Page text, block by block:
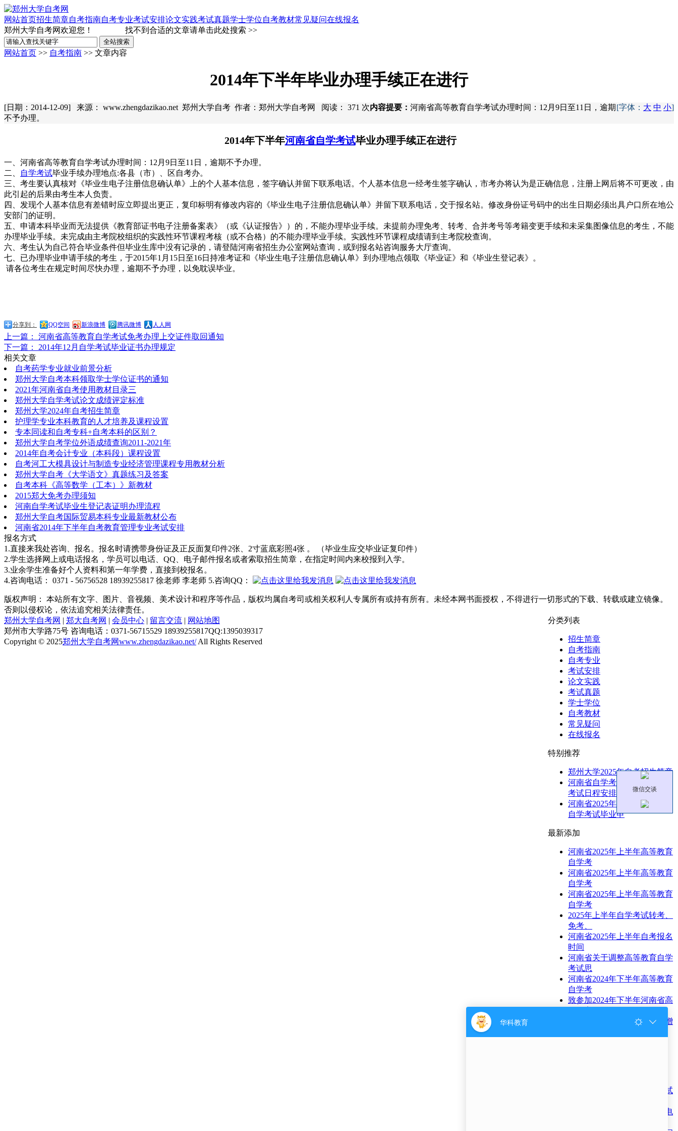
网站首页招生简章自考指南自考专业考试安排论文实践考试真题学士学位自考教材常见疑问在线报名
郑州大学自考网欢迎您！ 找不到合适的文章请单击此处搜索 >>
网站首页 >> 自考指南 >> 文章内容
2014年下半年毕业办理手续正在进行
[日期：2014-12-09] 来源： www.zhengdazikao.net 郑州大学自考 作者：郑州大学自考网 阅读： 371 次 [字体： 大 中 小]
内容提要： 河南省高等教育自学考试办理时间：12月9日至11日，逾期
不予办理。
2014年下半年河南省自学考试毕业办理手续正在进行
一、河南省高等教育自学考试办理时间：12月9日至11日，逾期不予办理。
二、
自学考试毕业手续办理地点:各县（市）、区自考办。
三、考生要认真核对《毕业生电子注册信息确认单》上的个人基本信息，签字确认并留下联系电话。个人基本信息一经考生签字确认，市考办将认为是正确信息，注册上网后将不可更改，由
此引起的后果由考生本人负责。
四、发现个人基本信息有差错时应立即提出更正，复印标明有修改内容的《毕业生电子注册信息确认单》并留下联系电话，交于报名站。修改身份证号码中的出生日期必须出具户口所在地公
安部门的证明。
五、申请本科毕业而无法提供《教育部证书电子注册备案表》（或《认证报告》）的，不能办理毕业手续。未提前办理免考、转考、合并考号等考籍变更手续和未采集图像信息的考生，不能
办理毕业手续。未完成由主考院校组织的实践性环节课程考核（或不合格）的不能办理毕业手续。实践性环节课程成绩请到主考院校查询。
六、考生认为自己符合毕业条件但毕业生库中没有记录的，请登陆河南省招生办公室网站查询，或到报名站咨询服务大厅查询。
七、已办理毕业申请手续的考生，于2015年1月15日至16日持准考证和《毕业生电子注册信息确认单》到办理地点领取《毕业证》和《毕业生登记表》。
请各位考生在规定时间尽快办理，逾期不予办理，以免耽误毕业。
分享到： QQ空间 新浪微博 腾讯微博 人人网
上一篇： 河南省高等教育自学考试免考办理上交证件取回通知
下一篇： 2014年12月自学考试毕业证书办理规定
相关文章
自考药学专业就业前景分析
郑州大学自考本科领取学士学位证书的通知
2021年河南省自考使用教材目录三
郑州大学自学考试论文成绩评定标准
郑州大学2024年自考招生简章
护理学专业本科教育的人才培养及课程设置
专本同读和自考专科+自考本科的区别？
郑州大学自考学位外语成绩查询2011-2021年
2014年自考会计专业（本科段）课程设置
自考河工大模具设计与制造专业经济管理课程专用教材分析
郑州大学自考《大学语文》真题练习及答案
自考本科《高等数学（工本）》新教材
2015郑大免考办理须知
河南自学考试毕业生登记表证明办理流程
郑州大学自考国际贸易本科专业最新教材公布
河南省2014年下半年自考教育管理专业考试安排
报名方式
1.直接来我处咨询、报名。报名时请携带身份证及正反面复印件2张、2寸蓝底彩照4张 。 （毕业生应交毕业证复印件）
2.学生选择网上或电话报名，学员可以电话、QQ、电子邮件报名或者索取招生简章，在指定时间内来校报到入学。
3.业余学生准备好个人资料和第一年学费，直接到校报名。
4.咨询电话： 0371 - 56756528 18939255817 徐老师 李老师 5.咨询QQ：
版权声明： 本站所有文字、图片、音视频、美术设计和程序等作品，版权均属自考司或相关权利人专属所有或持有所有。未经本网书面授权，不得进行一切形式的下载、转载或建立镜像。
否则以侵权论，依法追究相关法律责任。
分类列表
招生简章
自考指南
自考专业
考试安排
论文实践
考试真题
学士学位
自考教材
常见疑问
在线报名
特别推荐
郑州大学2025年自考招生简章
河南省自学考试2025年下半年
考试日程安排
河南省2025年上半年高等教育
自学考试毕业申
最新添加
河南省2025年上半年高等教育
自学考
河南省2025年上半年高等教育
自学考
河南省2025年上半年高等教育
自学考
2025年上半年自学考试转考、
免考、
河南省2025年上半年自考报名
时间
河南省关于调整高等教育自学
考试思
河南省2024年下半年高等教育
自学考
致参加2024年下半年河南省高
关于2024年10月自学考试新增
河南省2014年上半年自学考试
如何打印《教育部学历证书电
微信交谈
郑州大学自考网 | 郑大自考网 | 会员中心 | 留言交流 | 网站地图
郑州市大学路75号 咨询电话：0371-56715529 18939255817QQ:1395039317
Copyright © 2025郑州大学自考网www.zhengdazikao.net/All Rights Reserved